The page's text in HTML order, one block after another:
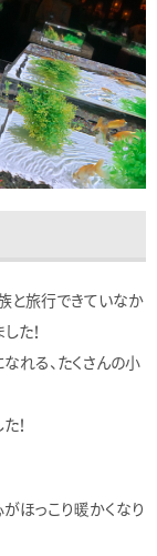
と旅行できていなか
た！
れる、たくさんの小
！
ほっこり暖かくなり